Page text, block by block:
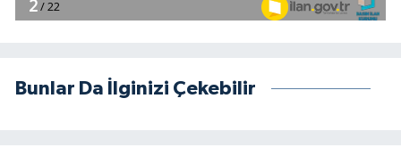
Bunlar Da İlginizi Çekebilir